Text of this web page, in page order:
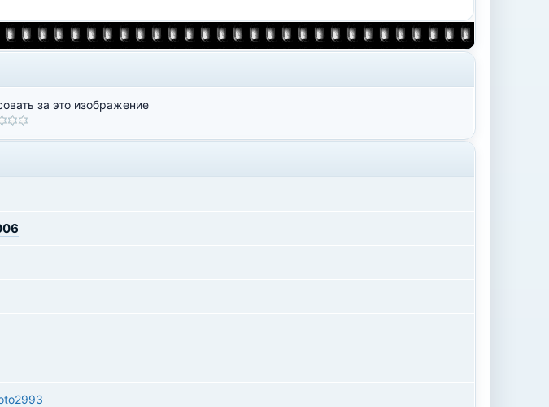
за это изображение